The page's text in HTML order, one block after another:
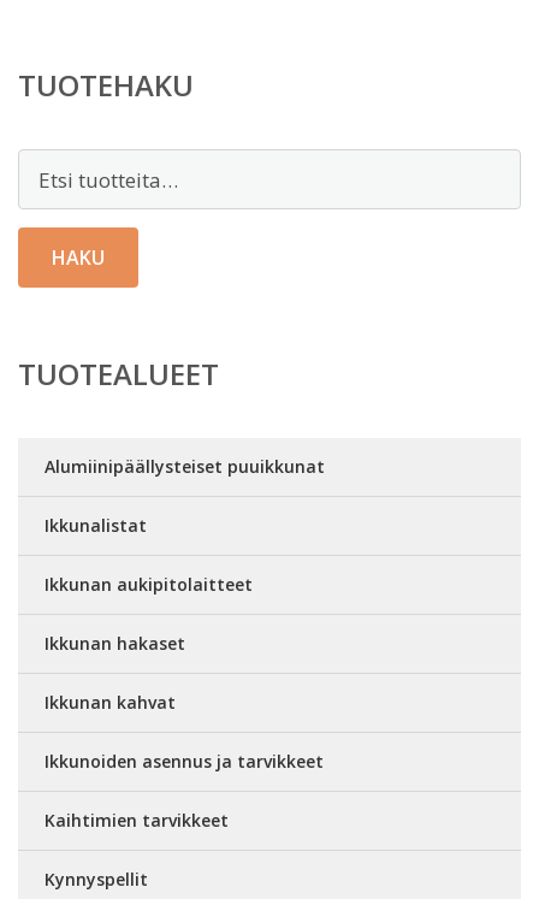
TUOTEHAKU
HAKU
TUOTEALUEET
Alumiinipäällysteiset puuikkunat
Ikkunalistat
Ikkunan aukipitolaitteet
Ikkunan hakaset
Ikkunan kahvat
Ikkunoiden asennus ja tarvikkeet
Kaihtimien tarvikkeet
Kynnyspellit